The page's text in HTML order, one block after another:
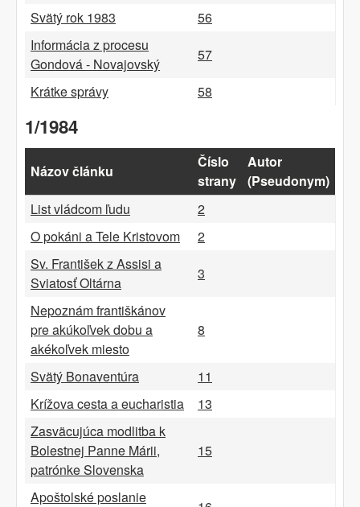
Svätý rok 1983
56
Informácia z procesu
Gondová - Novajovský
57
Krátke správy
58
1/1984
Názov článku
Číslo
strany
Autor
(Pseudonym)
List vládcom ľudu
2
O pokáni a Tele Kristovom
2
Sv. František z Assisi a
Sviatosť Oltárna
3
Nepoznám františkánov
pre akúkoľvek dobu a
akékoľvek miesto
8
Svätý Bonaventúra
11
Krížova cesta a eucharistia
13
Zasväcujúca modlitba k
Bolestnej Panne Márii,
patrónke Slovenska
15
Apoštolské poslanie